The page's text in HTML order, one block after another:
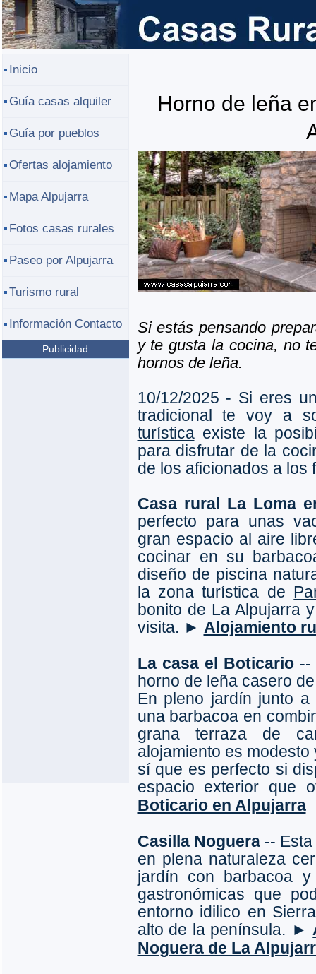
Horno de leña
Si estás pensando
y te gusta la cocina, no
hornos de leña.
10/12/2025 - Si eres
tradicional te voy a
turísticaexiste la
para disfrutar de la
de los aficionados a los
Casa rural La Loma
perfecto para unas
gran espacio al aire
cocinar en su
diseño de piscina
la zona turística de
bonito de La Alpujarra
visita. ► Alojamiento
La casa el Boticario --
horno de leña casero
En pleno jardín junto
una barbacoa en
grana terraza de
alojamiento es
sí que es perfecto si
espacio exterior
Boticario en Alpujarra
Casilla Noguera-- Esta
en plena naturaleza
jardín con barbacoa
gastronómicas que
entorno idilico en
alto de la península. ►
Noguera de La
Inicio
Guía casas alquiler
Guía por pueblos
Ofertas alojamiento
Mapa Alpujarra
Fotos casas rurales
Paseo por Alpujarra
Turismo rural
Información Contacto
Publicidad